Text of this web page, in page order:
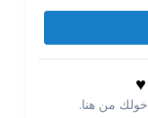
من هنا.